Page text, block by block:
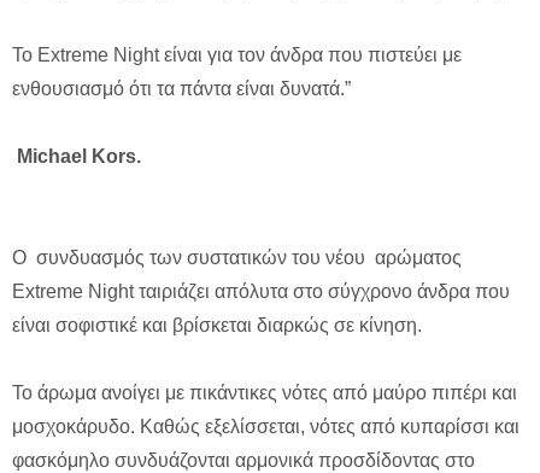
Το Extreme Night είναι για τον άνδρα που πιστεύει με
ενθουσιασμό ότι τα πάντα είναι δυνατά.”
Michael Kors.
Ο συνδυασμός των συστατικών του νέου αρώματος
Extreme Night ταιριάζει απόλυτα στο σύγχρονο άνδρα που
είναι σοφιστικέ και βρίσκεται διαρκώς σε κίνηση.
Το άρωμα ανοίγει με πικάντικες νότες από μαύρο πιπέρι και
μοσχοκάρυδο. Καθώς εξελίσσεται, νότες από κυπαρίσσι και
φασκόμηλο συνδυάζονται αρμονικά προσδίδοντας στο